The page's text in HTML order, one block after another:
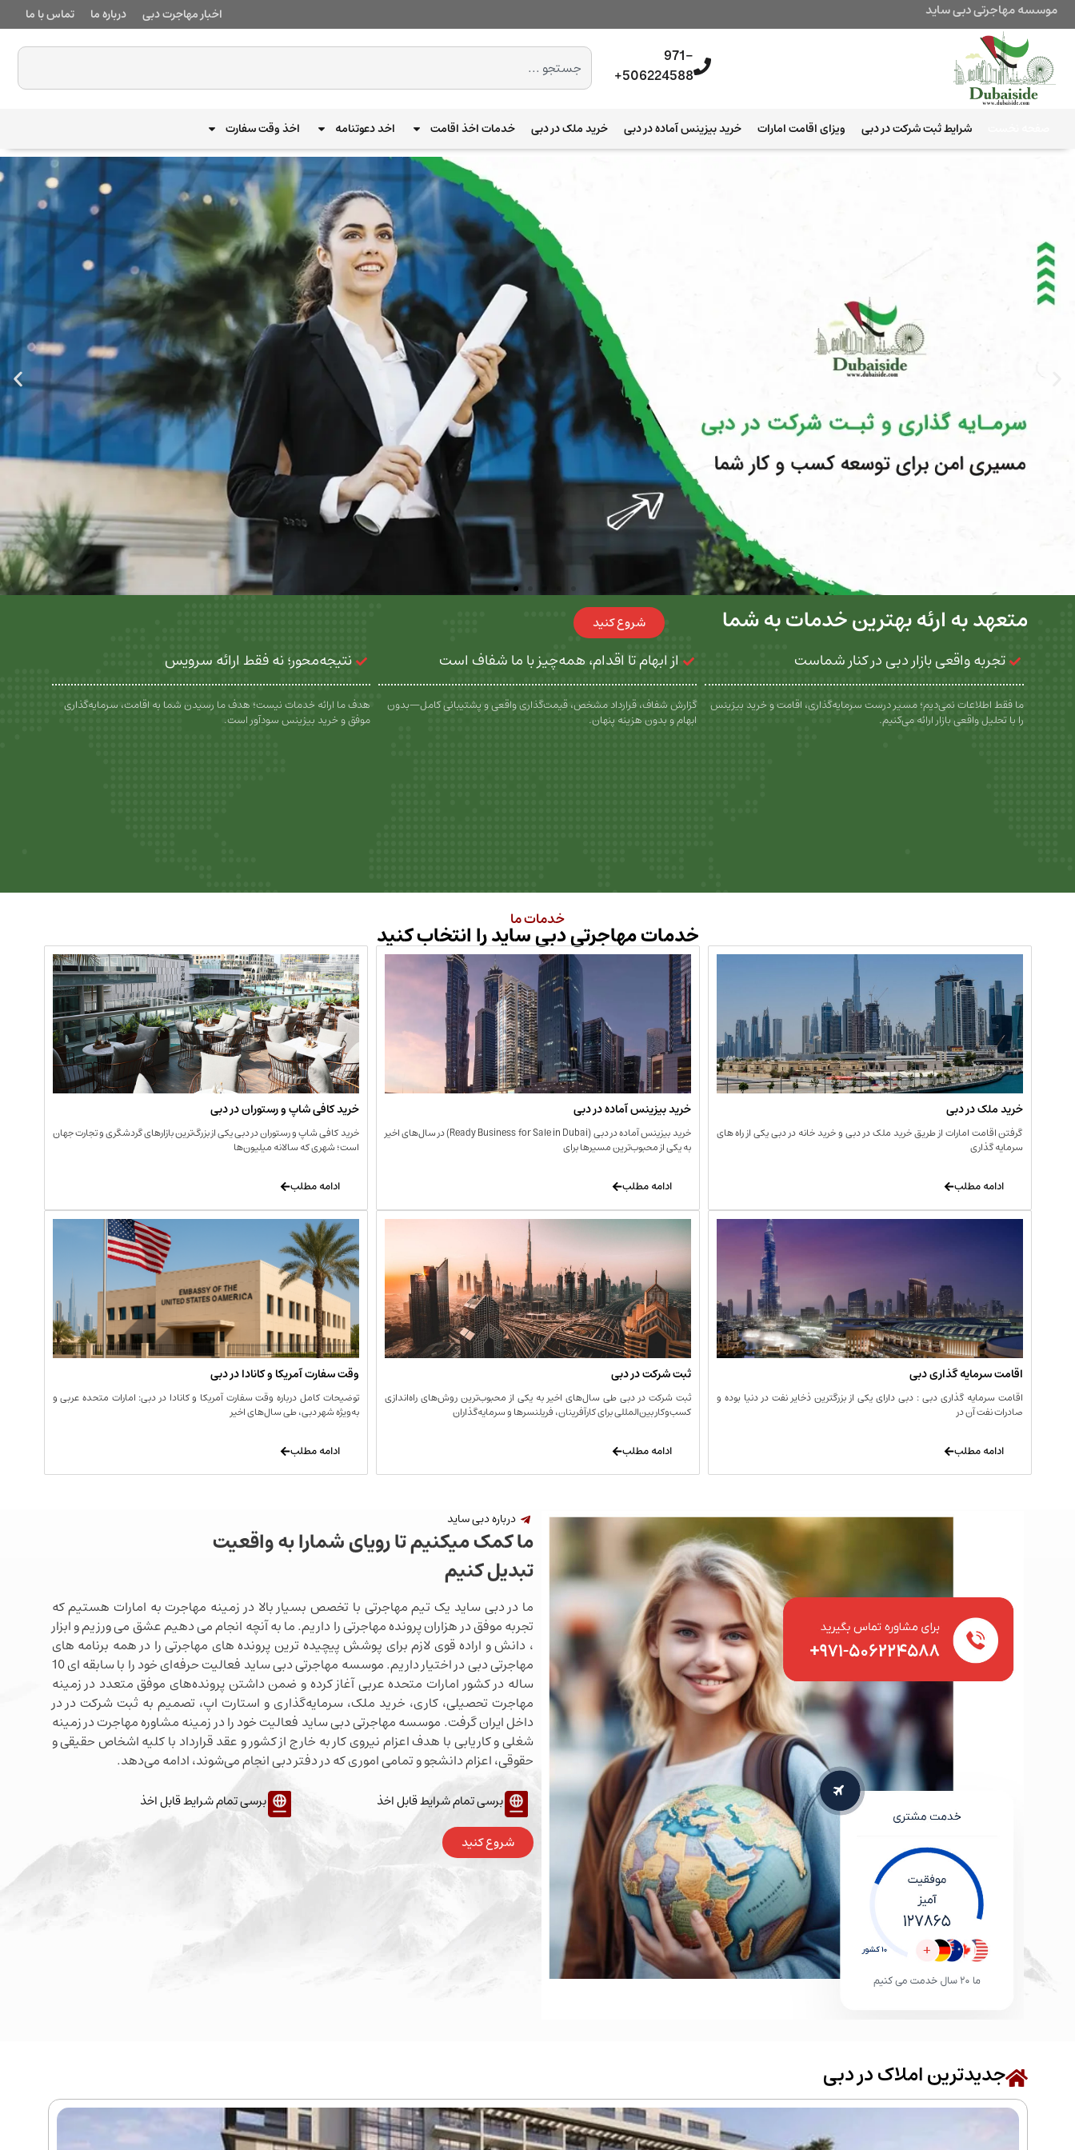
موسسه مهاجرتی دبی ساید اخبار مهاجرت دبی درباره ما تماس با ما
971-
506224588+
شرایط ثبت شرکت در دبی ویزای اقامت امارات خرید بیزینس آماده در دبی خرید ملک در دبی خدمات اخذ اقامت اخد دعوتنامه اخذ وقت سفارت
متعهد به ارئه بهترین خدمات به شما شروع کنید
تجربه واقعی بازار دبی در کنار شماست
ما فقط اطلاعات نمی‌دیم؛ مسیر درست سرمایه‌گذاری، اقامت و خرید بیزینس
را با تحلیل واقعی بازار ارائه می‌کنیم.
از ابهام تا اقدام، همه‌چیز با ما شفاف است
گزارش شفاف، قرارداد مشخص، قیمت‌گذاری واقعی و پشتیبانی کامل—بدون
ابهام و بدون هزینه پنهان.
نتیجه‌محور؛ نه فقط ارائه سرویس
هدف ما ارائه خدمات نیست؛ هدف ما رسیدن شما به اقامت، سرمایه‌گذاری
موفق و خرید بیزینس سودآور است.
خدمات ما
خدمات مهاجرتی دبی ساید را انتخاب کنید
خرید ملک در دبی
گرفتن اقامت امارات از طریق خرید ملک در دبی و خرید خانه در دبی یکی از راه های
سرمایه گذاری
ادامه مطلب
خرید بیزینس آماده در دبی
خرید بیزینس آماده در دبی (Ready Business for Sale in Dubai) در سال‌های اخیر
به یکی از محبوب‌ترین مسیرها برای
ادامه مطلب
خرید کافی‌ شاپ و رستوران در دبی
خرید کافی‌ شاپ و رستوران در دبی یکی از بزرگ‌ترین بازارهای گردشگری و تجارت جهان
است؛ شهری که سالانه میلیون‌ها
ادامه مطلب
اقامت سرمایه گذاری دبی
اقامت سرمایه گذاری دبی : دبی دارای یکی از بزرگترین ذخایر نفت در دنیا بوده و
صادرات نفت آن در
ادامه مطلب
ثبت شرکت در دبی
ثبت شرکت در دبی طی سال‌های اخیر به یکی از محبوب‌ترین روش‌های راه‌اندازی
کسب‌وکار بین‌المللی برای کارآفرینان، فریلنسرها و سرمایه‌گذاران
ادامه مطلب
وقت سفارت آمریکا و کانادا در دبی
توضیحات کامل درباره وقت سفارت آمریکا و کانادا در دبی: امارات متحده عربی و
به‌ویژه شهر دبی، طی سال‌های اخیر
ادامه مطلب
درباره دبی ساید
ما کمک میکنیم تا رویای شمارا به واقعیت
تبدیل کنیم
ما در دبی ساید یک تیم مهاجرتی با تخصص بسیار بالا در زمینه مهاجرت به امارات هستیم که
تجربه موفق در هزاران پرونده مهاجرتی را داریم. ما به آنچه انجام می دهیم عشق می ورزیم و ابزار
، دانش و اراده قوی لازم برای پوشش پیچیده ترین پرونده های مهاجرتی را در همه برنامه های
مهاجرتی دبی در اختیار داریم. موسسه مهاجرتی دبی ساید فعالیت حرفه‌ای خود را با سابقه ای 10
ساله در کشور امارات متحده عربی آغاز کرده و ضمن داشتن پرونده‌های موفق متعدد در زمینه
مهاجرت تحصیلی، کاری، خرید ملک، سرمایه‌گذاری و استارت اپ، تصمیم به ثبت شرکت در در
داخل ایران گرفت. موسسه مهاجرتی دبی ساید فعالیت خود را در زمینه مشاوره مهاجرت در زمینه
شغلی و کاریابی با هدف اعزام نیروی کار به خارج از کشور و عقد قرارداد با کلیه اشخاص حقیقی و
حقوقی، اعزام دانشجو و تمامی اموری که در دفتر دبی انجام می‌شوند، ادامه می‌دهد.
برسی تمام شرایط قابل اخذ
برسی تمام شرایط قابل اخذ
شروع کنید
جدیدترین املاک در دبی